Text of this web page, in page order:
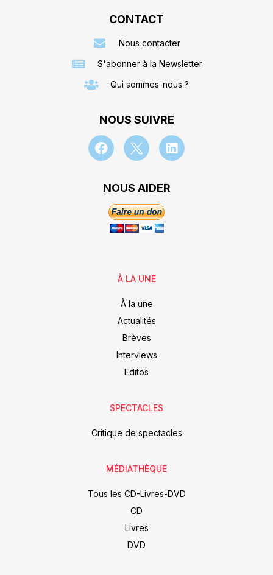
CONTACT
Nous contacter
S'abonner à la Newsletter
Qui sommes-nous ?
NOUS SUIVRE
NOUS AIDER
À LA UNE
À la une
Actualités
Brèves
Interviews
Editos
SPECTACLES
Critique de spectacles
MÉDIATHÈQUE
Tous les CD-Livres-DVD
CD
Livres
DVD